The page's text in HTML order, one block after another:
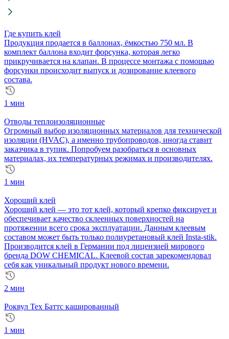
Где купить клей
Продукция продается в баллонах, ёмкостью 750 мл. В
комплект баллона входит форсунка, которая легко
прикручивается на клапан. В процессе монтажа с помощью
форсунки происходит выпуск и дозирование клеевого
состава.
1 мин
Отводы теплоизоляционные
Огромный выбор изоляционных материалов для технической
изоляции (HVAC), а именно трубопроводов, иногда ставит
заказчика в тупик. Попробуем разобраться в основных
материалах, их температурных режимах и производителях.
1 мин
Хороший клей
Хороший клей — это тот клей, который крепко фиксирует и
обеспечивает качество склеенных поверхностей на
протяжении всего срока эксплуатации. Данным клеевым
составом может быть только полиуретановый клей Insta-stik.
Производится клей в Германии под лицензией мирового
бренда DOW CHEMICAL. Клеевой состав зарекомендовал
себя как уникальный продукт нового времени.
2 мин
Роквул Тех Баттс кашированный
1 мин